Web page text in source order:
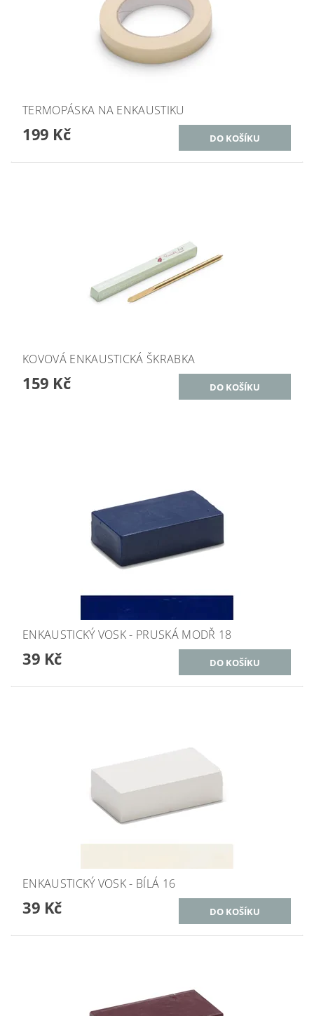
TERMOPÁSKA NA ENKAUSTIKU
199 Kč
KOVOVÁ ENKAUSTICKÁ ŠKRABKA
159 Kč
ENKAUSTICKÝ VOSK - PRUSKÁ MODŘ 18
39 Kč
ENKAUSTICKÝ VOSK - BÍLÁ 16
39 Kč